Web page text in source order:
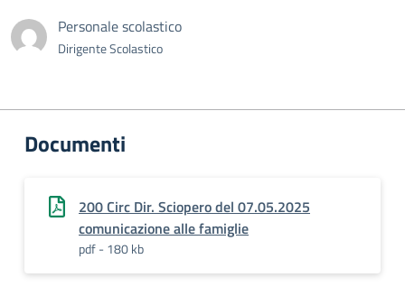
Personale scolastico
Dirigente Scolastico
Documenti
200 Circ Dir. Sciopero del 07.05.2025
comunicazione alle famiglie
pdf - 180 kb